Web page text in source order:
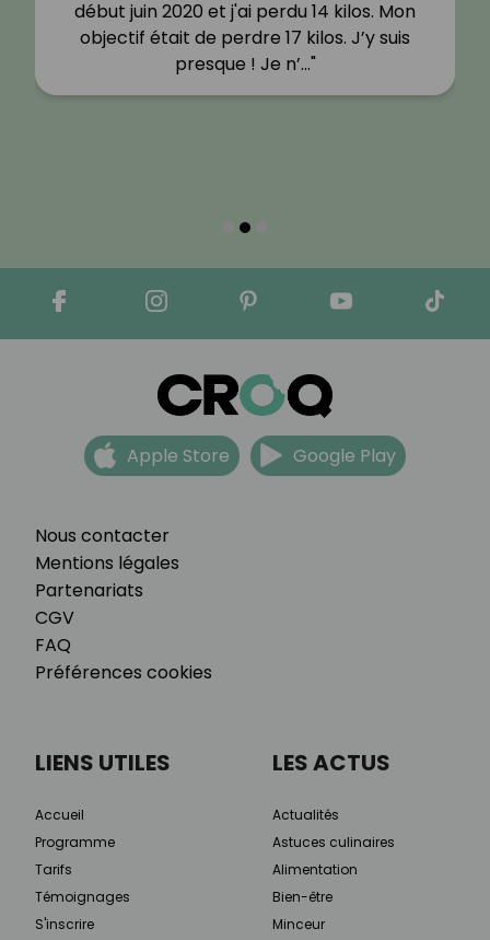
début juin 2020 et j'ai perdu 14 kilos. Mon
objectif était de perdre 17 kilos. J’y suis
presque ! Je n’…"
Nous contacter
Mentions légales
Partenariats
CGV
FAQ
Préférences cookies
Apple Store Google Play
LIENS UTILES
Accueil
Programme
Tarifs
Témoignages
S'inscrire
LES ACTUS
Actualités
Astuces culinaires
Alimentation
Bien-être
Minceur